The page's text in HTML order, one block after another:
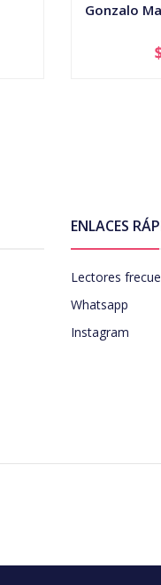
Gonzalo
ENLACES
Lectores
Whatsapp
Instagram